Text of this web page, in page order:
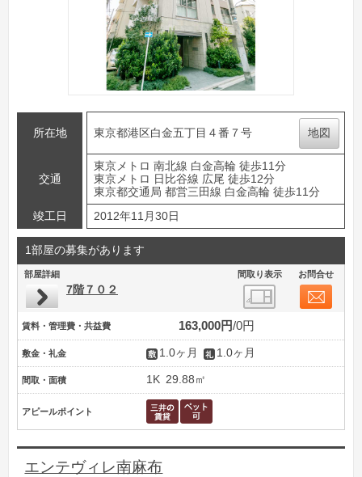
所在地 東京都港区白金五丁目４番７号 地図
交通
東京メトロ 南北線 白金高輪 徒歩11分
東京メトロ 日比谷線 広尾 徒歩12分
東京都交通局 都営三田線 白金高輪 徒歩11分
竣工日
2012年11月30日
1部屋の募集があります
部屋詳細 間取り表示 お問合せ
7階７０２
賃料・管理費・共益費 163,000円 0円
敷金・礼金 1.0ヶ月 1.0ヶ月
間取・面積 1K 29.88㎡
アピールポイント
エンテヴィレ南麻布